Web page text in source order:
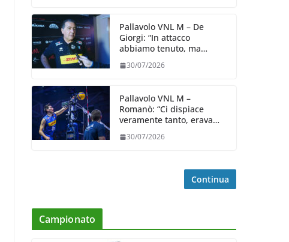
Pallavolo VNL M – De
Giorgi: “In attacco
abbiamo tenuto, ma
dalla prestazione in
30/07/2026
Pallavolo VNL M –
Romanò: “Ci dispiace
veramente tanto, eravamo
impareremo”
30/07/2026
Continua
Campionato